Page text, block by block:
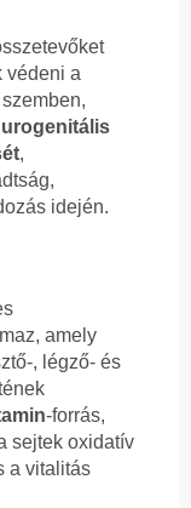
védeni a
,
idején.
amely
, légző- és
-forrás,
sejtek oxidatív
a vitalitás